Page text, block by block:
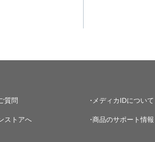
質問 メディカIDについて
ストアへ 商品のサポート情